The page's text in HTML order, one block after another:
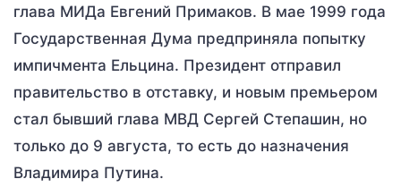
глава МИДа Евгений Примаков. В мае 1999 года
Государственная Дума предприняла попытку
импичмента Ельцина. Президент отправил
правительство в отставку, и новым премьером
стал бывший глава МВД Сергей Степашин, но
только до 9 августа, то есть до назначения
Владимира Путина.